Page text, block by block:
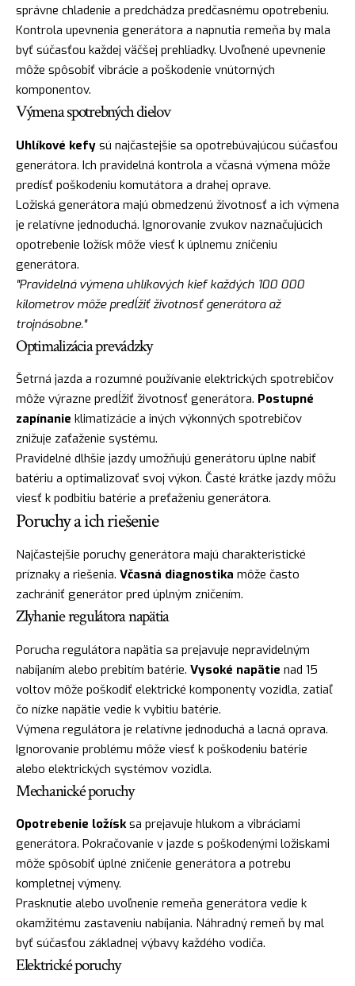
správne chladenie a predchádza predčasnému opotrebeniu.
Kontrola upevnenia generátora a napnutia remeňa by mala
byť súčasťou každej väčšej prehliadky. Uvoľnené upevnenie
môže spôsobiť vibrácie a poškodenie vnútorných
komponentov.
Výmena spotrebných dielov
Uhlíkové kefy sú najčastejšie sa opotrebúvajúcou súčasťou
generátora. Ich pravidelná kontrola a včasná výmena môže
predísť poškodeniu komutátora a drahej oprave.
Ložiská generátora majú obmedzenú životnosť a ich výmena
je relatívne jednoduchá. Ignorovanie zvukov naznačujúcich
opotrebenie ložísk môže viesť k úplnemu zničeniu
generátora.
"Pravidelná výmena uhlíkových kief každých 100 000
kilometrov môže predĺžiť životnosť generátora až
trojnásobne."
Optimalizácia prevádzky
Šetrná jazda a rozumné používanie elektrických spotrebičov
môže výrazne predĺžiť životnosť generátora. Postupné
zapínanie klimatizácie a iných výkonných spotrebičov
znižuje zaťaženie systému.
Pravidelné dlhšie jazdy umožňujú generátoru úplne nabiť
batériu a optimalizovať svoj výkon. Časté krátke jazdy môžu
viesť k podbitiu batérie a preťaženiu generátora.
Poruchy a ich riešenie
Najčastejšie poruchy generátora majú charakteristické
príznaky a riešenia. Včasná diagnostika môže často
zachrániť generátor pred úplným zničením.
Zlyhanie regulátora napätia
Porucha regulátora napätia sa prejavuje nepravidelným
nabíjaním alebo prebitím batérie. Vysoké napätie nad 15
voltov môže poškodiť elektrické komponenty vozidla, zatiaľ
čo nízke napätie vedie k vybitiu batérie.
Výmena regulátora je relatívne jednoduchá a lacná oprava.
Ignorovanie problému môže viesť k poškodeniu batérie
alebo elektrických systémov vozidla.
Mechanické poruchy
Opotrebenie ložísksa prejavuje hlukom a vibráciami
generátora. Pokračovanie v jazde s poškodenými ložiskami
môže spôsobiť úplné zničenie generátora a potrebu
kompletnej výmeny.
Prasknutie alebo uvoľnenie remeňa generátora vedie k
okamžitému zastaveniu nabíjania. Náhradný remeň by mal
byť súčasťou základnej výbavy každého vodiča.
Elektrické poruchy